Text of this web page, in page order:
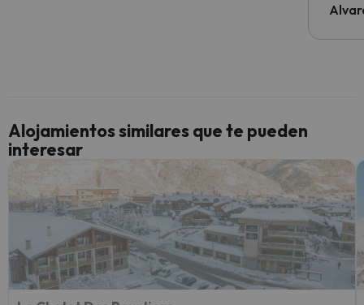
al
culpa
yo.
Alojamientos similares que te pueden
interesar